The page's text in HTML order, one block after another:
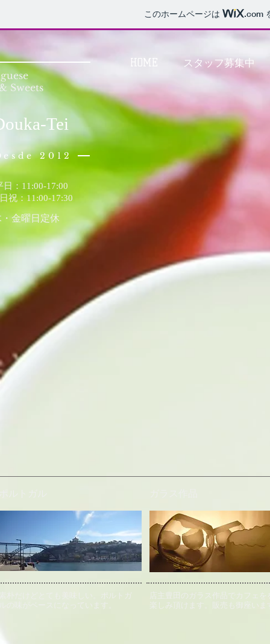
このホームページは .com
HOME スタッフ募集中
店主豊田のガラス作品でカフェを
楽しみ頂けます。販売も御座いま
朴だけどとても美味しい。ポルトガ
の味がベースになっています。
Sweets
Tei
2012
日：11:00-17:00
祝：11:00-17:30
金曜日定休